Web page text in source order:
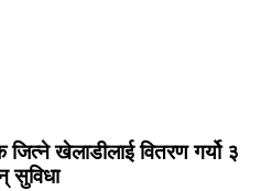
जित्ने खेलाडीलाई वितरण गर्यो ३
सुविधा